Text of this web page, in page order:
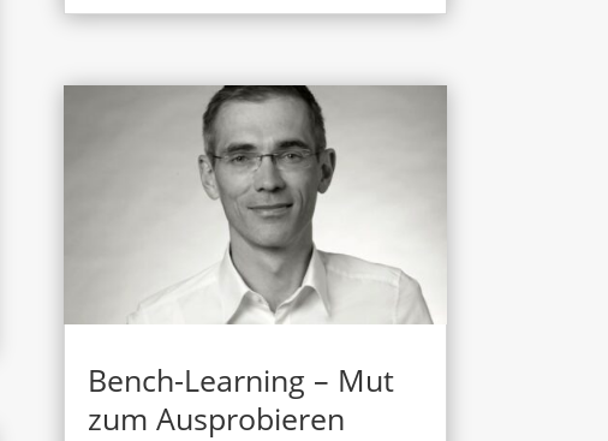
Bench-Learning – Mut
zum Ausprobieren